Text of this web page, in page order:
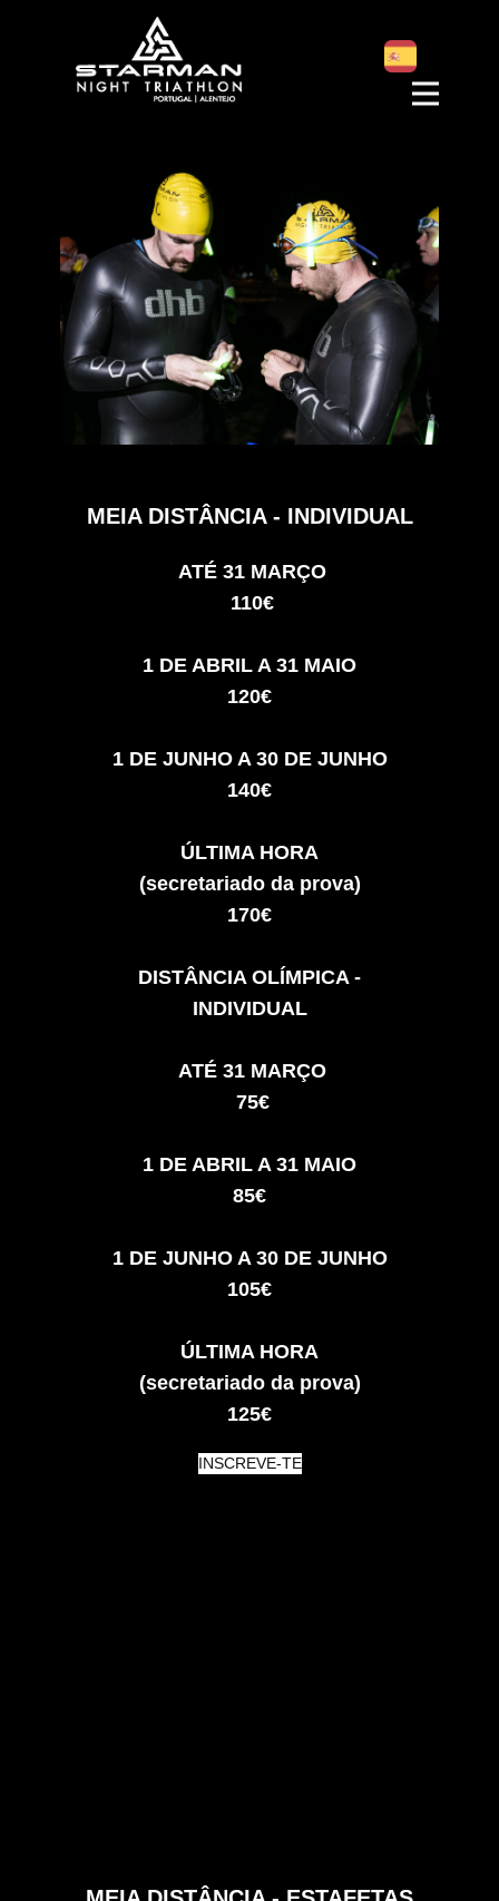
MEIA DISTÂNCIA - INDIVIDUAL
ATÉ 31 MARÇO
110€
1 DE ABRIL A 31 MAIO
120€
1 DE JUNHO A 30 DE JUNHO
140€
ÚLTIMA HORA
(secretariado da prova)
170€
DISTÂNCIA OLÍMPICA -
INDIVIDUAL
ATÉ 31 MARÇO
75€
1 DE ABRIL A 31 MAIO
85€
1 DE JUNHO A 30 DE JUNHO
105€
ÚLTIMA HORA
(secretariado da prova)
125€
INSCREVE-TE